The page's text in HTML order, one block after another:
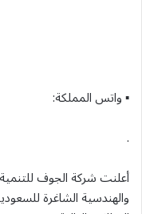
▪︎ واتس المملكة:
.
أعلنت شركة الجوف
والهندسية الشاغرة